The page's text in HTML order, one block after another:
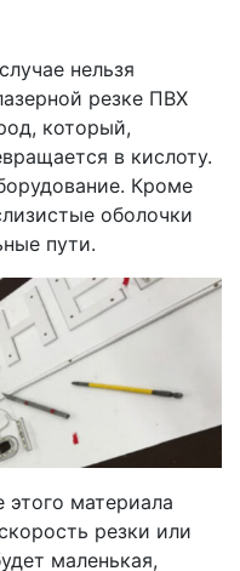
нельзя
резке ПВХ
который,
в кислоту.
Кроме
оболочки
пути.
материала
резки или
маленькая,